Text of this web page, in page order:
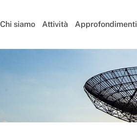
Chi siamo Attività Approfondimenti